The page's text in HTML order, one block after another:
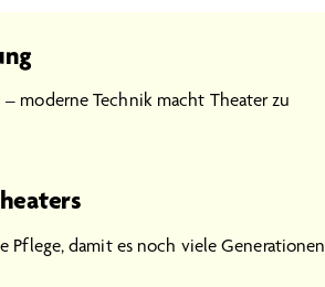
moderne Technik macht Theater zu
Pflege, damit es noch viele Generationen